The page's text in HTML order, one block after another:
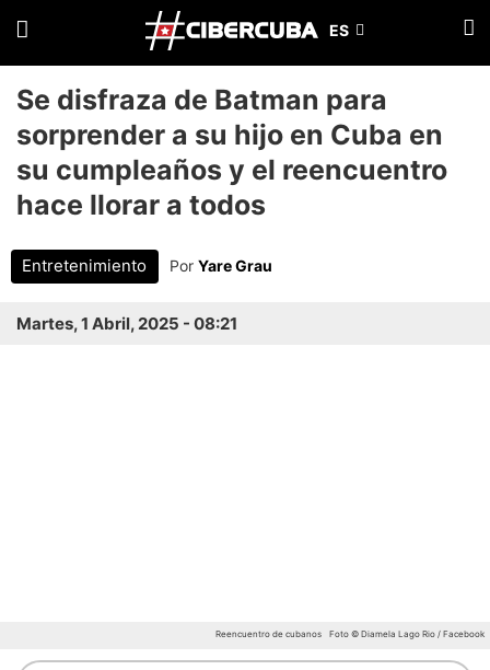
Se disfraza de Batman para
sorprender a su hijo en Cuba en
su cumpleaños y el reencuentro
hace llorar a todos
Entretenimiento Por Yare Grau
Martes, 1 Abril, 2025 - 08:21
Reencuentro de cubanos Foto © Diamela Lago Rio / Facebook